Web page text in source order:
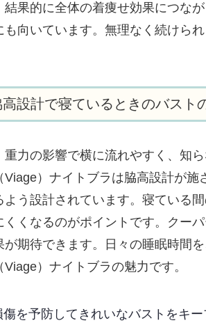
結果的に全体の着痩せ効果につな
向いています。無理なく続けら
設計で寝ているときのバスト
力の影響で横に流れやすく、知
）ナイトブラは脇高設計が施
よう設計されています。寝ている
くくなるのがポイントです。クー
期待できます。日々の睡眠時間
）ナイトブラの魅力です。
を予防してきれいなバストをキー